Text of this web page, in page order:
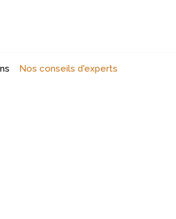
Nos conseils d'experts